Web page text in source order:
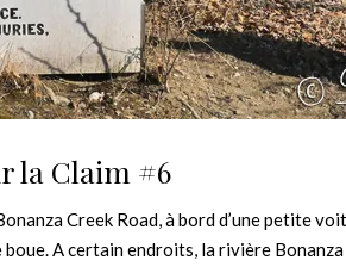
la Claim #6
Creek Road, à bord d’une petite
A certain endroits, la rivière